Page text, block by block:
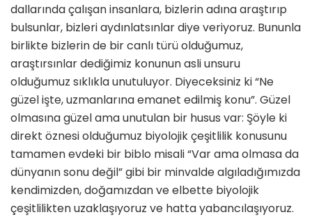
dallarında çalışan insanlara, bizlerin adına araştırıp
bulsunlar, bizleri aydınlatsınlar diye veriyoruz. Bununla
birlikte bizlerin de bir canlı türü olduğumuz,
araştırsınlar dediğimiz konunun asli unsuru
olduğumuz sıklıkla unutuluyor. Diyeceksiniz ki “Ne
güzel işte, uzmanlarına emanet edilmiş konu”. Güzel
olmasına güzel ama unutulan bir husus var: Şöyle ki
direkt öznesi olduğumuz biyolojik çeşitlilik konusunu
tamamen evdeki bir biblo misali “Var ama olmasa da
dünyanın sonu değil” gibi bir minvalde algıladığımızda
kendimizden, doğamızdan ve elbette biyolojik
çeşitlilikten uzaklaşıyoruz ve hatta yabancılaşıyoruz.